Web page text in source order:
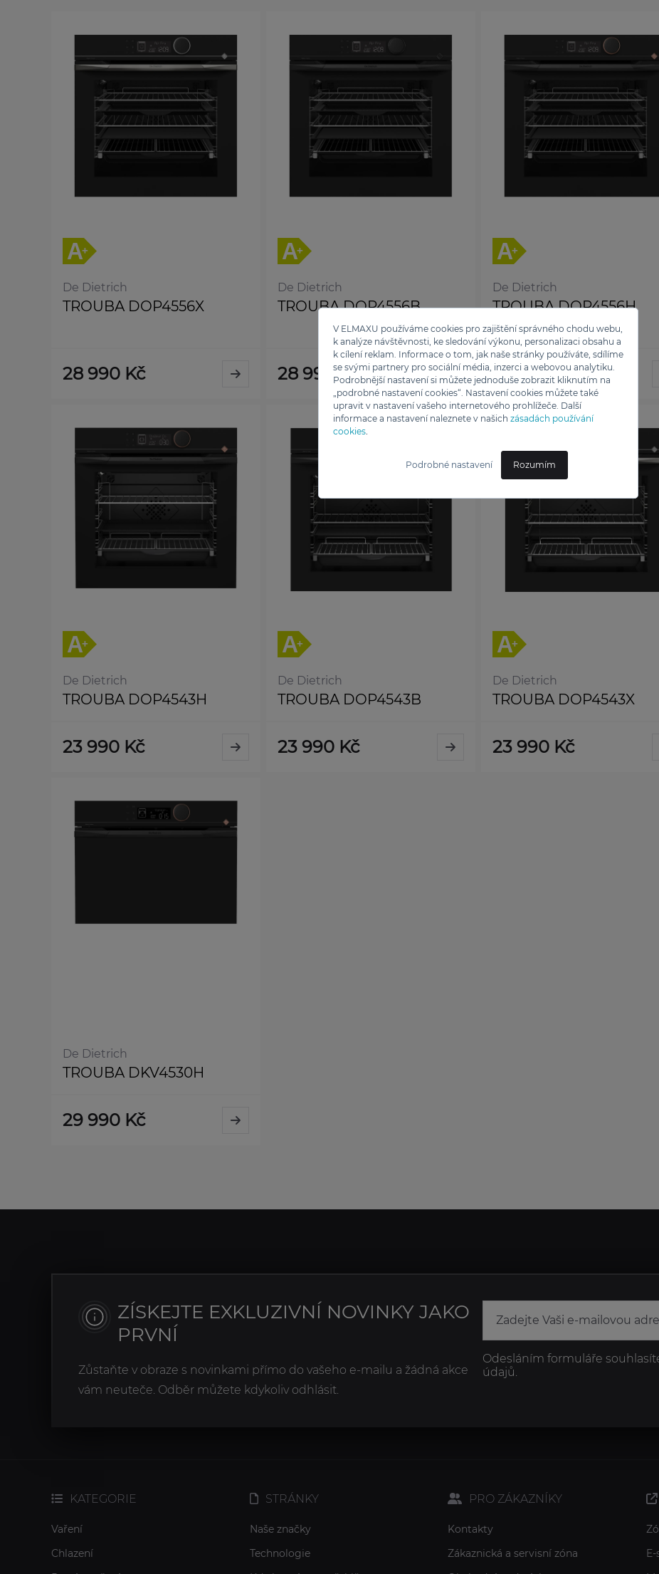
V ELMAXU používáme cookies pro zajištění správného chodu webu,
k analýze návštěvnosti, ke sledování výkonu, personalizaci obsahu a
k cílení reklam. Informace o tom, jak naše stránky používáte, sdílíme
se svými partnery pro sociální média, inzerci a webovou analytiku.
Podrobnější nastavení si můžete jednoduše zobrazit kliknutím na
„podrobné nastavení cookies“. Nastavení cookies můžete také
upravit v nastavení vašeho internetového prohlížeče. Další
informace a nastavení naleznete v našich zásadách používání
cookies.
Podrobné nastavení Rozumím
De Dietrich
TROUBA DOP4556X
28 990 Kč
De Dietrich
TROUBA DOP4556B
28 990 Kč
De Dietrich
TROUBA DOP4556H
28 990 Kč
De Dietrich
TROUBA DOP4543H
23 990 Kč
De Dietrich
TROUBA DOP4543B
23 990 Kč
De Dietrich
TROUBA DOP4543X
23 990 Kč
De Dietrich
TROUBA DKV4530H
29 990 Kč
ZÍSKEJTE EXKLUZIVNÍ NOVINKY JAKO
PRVNÍ
Zůstaňte v obraze s novinkami přímo do vašeho e-mailu a žádná akce
vám neuteče. Odběr můžete kdykoliv odhlásit.
Odesláním formuláře
údajů.
KATEGORIE
Vaření
Chlazení
STRÁNKY
Naše značky
Technologie
PRO ZÁKAZNÍKY
Kontakty
Zákaznická a servisní zóna